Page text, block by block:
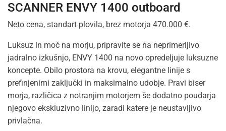
SCANNER ENVY 1400 outboard
Neto cena, standart plovila, brez motorja 470.000 €.
Luksuz in moč na morju, pripravite se na neprimerljivo
jadralno izkušnjo, ENVY 1400 na novo opredeljuje luksuzne
koncepte. Obilo prostora na krovu, elegantne linije s
prefinjenimi zaključki in maksimalno udobje. Pravi biser
morja, različica z notranjim motorjem še dodatno poudarja
njegovo ekskluzivno linijo, zaradi katere je neustavljivo
privlačna.